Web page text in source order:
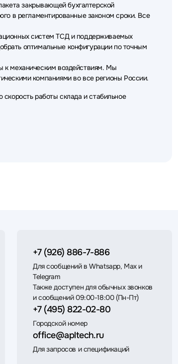
закрывающей бухгалтерской
в регламентированные законом сроки. Все
систем ТСД и поддерживаемых
оптимальные конфигурации по точным
к механическим воздействиям. Мы
компаниями во все регионы России.
работы склада и стабильное
+7 (926) 886-7-886
Для сообщений в Whatsapp, Max и
Telegram
Также доступен для обычных звонков
и сообщений 09:00-18:00 (Пн-Пт)
+7 (495) 822-02-80
Городской номер
office@apltech.ru
Для запросов и спецификаций